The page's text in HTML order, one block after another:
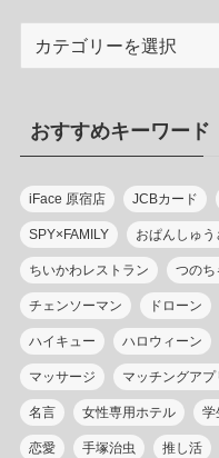
リ
ー
おすすめキーワード
iFace 原宿店 JCBカード
SPY×FAMILY おぱんしゅう
ちいかわレストラン つのち
チェンソーマン ドローン
ハイキュー ハロウィーン
マッサージ マッチングアプ
名言 女性専用ホテル 学
恋愛 手塚治虫 推し活